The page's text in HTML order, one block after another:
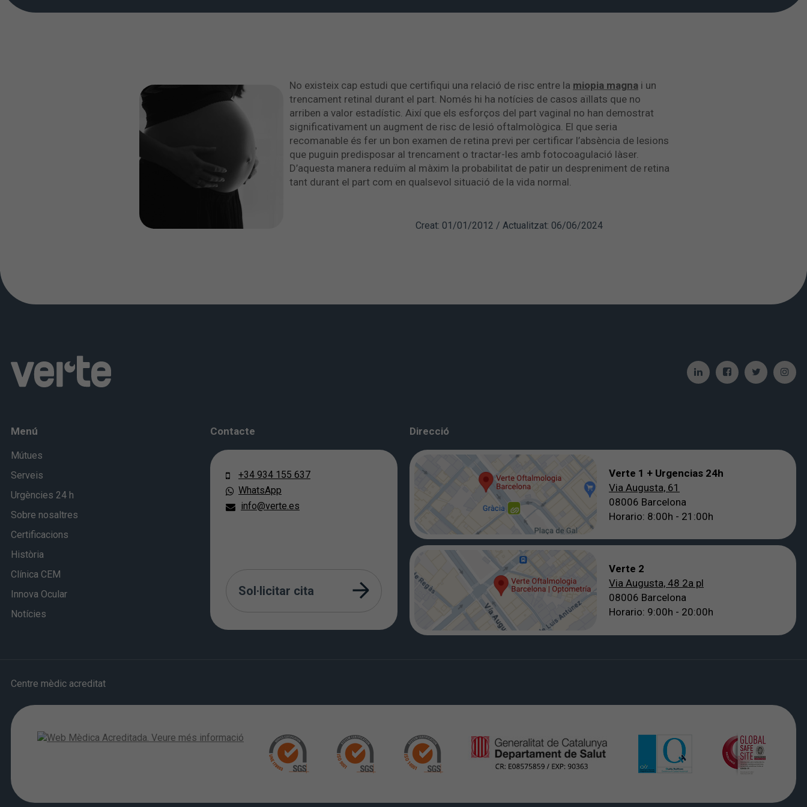
No existeix cap estudi que certifiqui una relació de risc entre la miopia magna i un
trencament retinal durant el part. Només hi ha notícies de casos aïllats que no
arriben a valor estadístic. Així que els esforços del part vaginal no han demostrat
significativament un augment de risc de lesió oftalmològica. El que seria
recomanable és fer un bon examen de retina previ per certificar l’absència de lesions
que puguin predisposar al trencament o tractar-les amb fotocoagulació làser.
D’aquesta manera reduïm al màxim la probabilitat de patir un despreniment de retina
tant durant el part com en qualsevol situació de la vida normal.
Creat: 01/01/2012 / Actualitzat: 06/06/2024
Menú
Mútues
Serveis
Urgències 24 h
Sobre nosaltres
Certificacions
Història
Clínica CEM
Innova Ocular
Notícies
Contacte
+34 934 155 637
WhatsApp
info@verte.es
Sol·licitar cita
Direcció
Verte 1 + Urgencias 24h
Via Augusta, 61
08006 Barcelona
Horario: 8:00h - 21:00h
Verte 2
Via Augusta, 48 2a pl
08006 Barcelona
Horario: 9:00h - 20:00h
Centre mèdic acreditat